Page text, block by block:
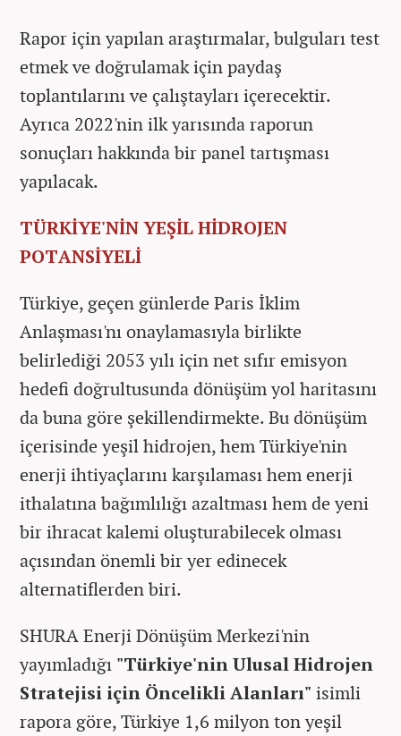
Rapor için yapılan araştırmalar, bulguları test
etmek ve doğrulamak için paydaş
toplantılarını ve çalıştayları içerecektir.
Ayrıca 2022'nin ilk yarısında raporun
sonuçları hakkında bir panel tartışması
yapılacak.
TÜRKİYE'NİN YEŞİL HİDROJEN
POTANSİYELİ
Türkiye, geçen günlerde Paris İklim
Anlaşması'nı onaylamasıyla birlikte
belirlediği 2053 yılı için net sıfır emisyon
hedefi doğrultusunda dönüşüm yol haritasını
da buna göre şekillendirmekte. Bu dönüşüm
içerisinde yeşil hidrojen, hem Türkiye'nin
enerji ihtiyaçlarını karşılaması hem enerji
ithalatına bağımlılığı azaltması hem de yeni
bir ihracat kalemi oluşturabilecek olması
açısından önemli bir yer edinecek
alternatiflerden biri.
SHURA Enerji Dönüşüm Merkezi'nin
yayımladığı "Türkiye'nin Ulusal Hidrojen
Stratejisi için Öncelikli Alanları" isimli
rapora göre, Türkiye 1,6 milyon ton yeşil